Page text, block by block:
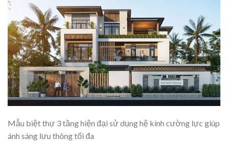
Mẫu biệt thự 3 tầng hiện đại sử dụng hệ kính cường lực giúp
ánh sáng lưu thông tối đa